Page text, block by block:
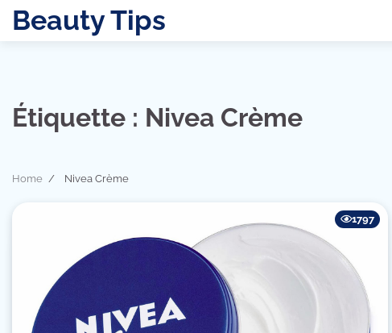
SkipBeauty Tips
Étiquette : Nivea Crème
Home Nivea Crème
1797